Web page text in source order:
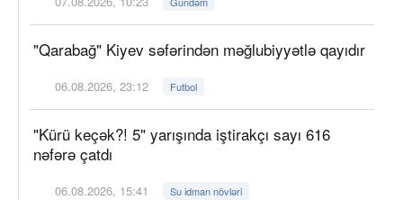
"Qarabağ" Kiyev səfərindən məğlubiyyətlə qayıdır
06.08.2026, 23:12 Futbol
"Kürü keçək?! 5" yarışında iştirakçı sayı 616
nəfərə çatdı
06.08.2026, 15:41 Su idman növləri